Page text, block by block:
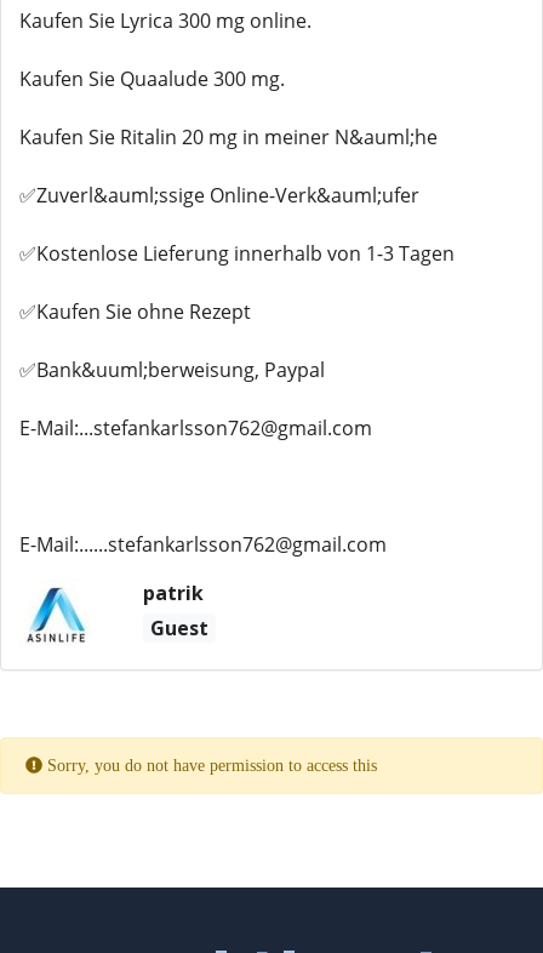
Kaufen Sie Lyrica 300 mg online.
Kaufen Sie Quaalude 300 mg.
Kaufen Sie Ritalin 20 mg in meiner N&auml;he
✅Zuverl&auml;ssige Online-Verk&auml;ufer
✅Kostenlose Lieferung innerhalb von 1-3 Tagen
✅Kaufen Sie ohne Rezept
✅Bank&uuml;berweisung, Paypal
E-Mail:...stefankarlsson762@gmail.com
E-Mail:......stefankarlsson762@gmail.com
patrik
Guest
Sorry, you do not have permission to access this